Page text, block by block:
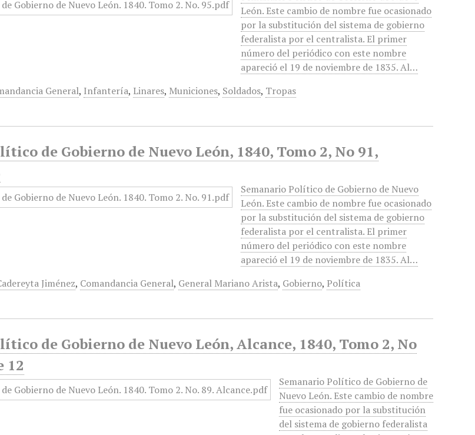
León. Este cambio de nombre fue ocasionado
por la substitución del sistema de gobierno
federalista por el centralista. El primer
número del periódico con este nombre
apareció el 19 de noviembre de 1835. Al…
General, Infantería, Linares, Municiones, Soldados, Tropas
de Gobierno de Nuevo León, 1840, Tomo 2, No 91,
Semanario Político de Gobierno de Nuevo
León. Este cambio de nombre fue ocasionado
por la substitución del sistema de gobierno
federalista por el centralista. El primer
número del periódico con este nombre
apareció el 19 de noviembre de 1835. Al…
Jiménez, Comandancia General, General Mariano Arista, Gobierno, Política
de Gobierno de Nuevo León, Alcance, 1840, Tomo 2, No
12
Semanario Político de Gobierno de
Nuevo León. Este cambio de nombre
fue ocasionado por la substitución
del sistema de gobierno federalista